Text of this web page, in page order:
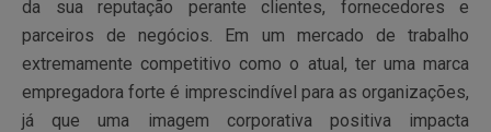
da sua reputação perante clientes, fornecedores e
parceiros de negócios. Em um mercado de trabalho
extremamente competitivo como o atual, ter uma marca
empregadora forte é imprescindível para as organizações,
já que uma imagem corporativa positiva impacta